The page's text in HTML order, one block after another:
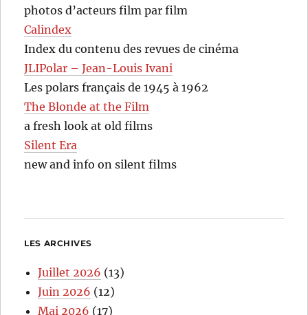
photos d’acteurs film par film
Calindex
Index du contenu des revues de cinéma
JLIPolar – Jean-Louis Ivani
Les polars français de 1945 à 1962
The Blonde at the Film
a fresh look at old films
Silent Era
new and info on silent films
LES ARCHIVES
Juillet 2026 (13)
Juin 2026 (12)
Mai 2026 (17)